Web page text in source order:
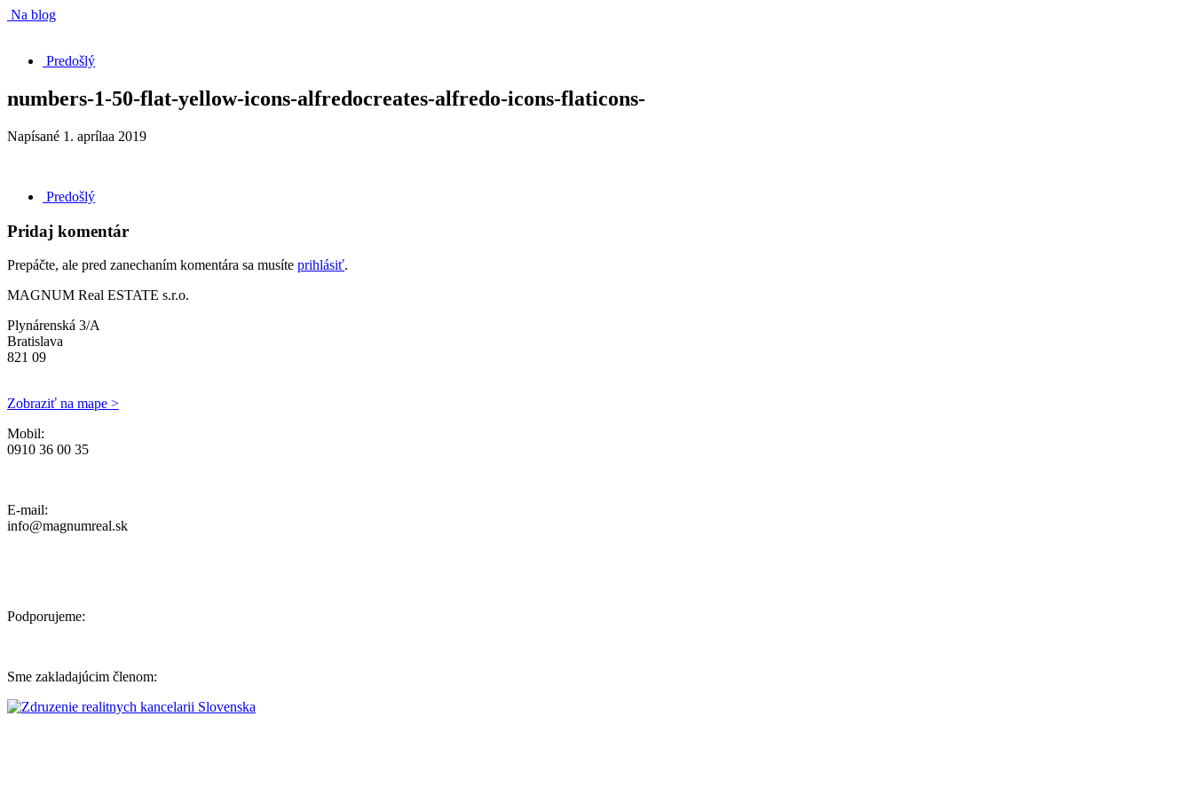
Na blog
Predošlý
numbers-1-50-flat-yellow-icons-alfredocreates-alfredo-icons-flaticons-
Napísané 1. aprílaa 2019
Predošlý
Pridaj komentár
Prepáčte, ale pred zanechaním komentára sa musíte prihlásiť.
MAGNUM Real ESTATE s.r.o.
Plynárenská 3/A
Bratislava
821 09
Zobraziť na mape >
Mobil:
0910 36 00 35
E-mail:
info@magnumreal.sk
Podporujeme:
Sme zakladajúcim členom: